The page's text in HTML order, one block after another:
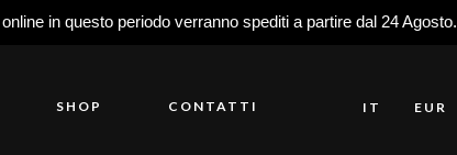
in questo periodo verranno spediti a partire dal 24 Agosto.
SHOP CONTATTI IT EUR